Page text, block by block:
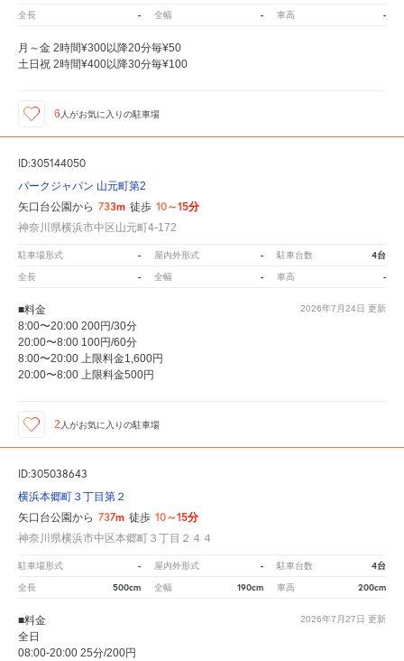
全長 - 全幅 - 車高 -
月～金 2時間¥300以降20分毎¥50
土日祝 2時間¥400以降30分毎¥100
6 人がお気に入りの駐車場
ID:305144050
パークジャパン 山元町第2
矢口台公園から 733m 徒歩 10～15分
神奈川県横浜市中区山元町4-172
駐車場形式 - 屋内外形式 - 駐車台数 4台
全長 - 全幅 - 車高 -
2026年7月24日 更新
■料金
8:00〜20:00 200円/30分
20:00〜8:00 100円/60分
8:00〜20:00 上限料金1,600円
20:00〜8:00 上限料金500円
2 人がお気に入りの駐車場
ID:305038643
横浜本郷町３丁目第２
矢口台公園から 737m 徒歩 10～15分
神奈川県横浜市中区本郷町３丁目２４４
駐車場形式 - 屋内外形式 - 駐車台数 4台
全長 500cm 全幅 190cm 車高 200cm
2026年7月27日 更新
■料金
全日
08:00-20:00 25分/200円